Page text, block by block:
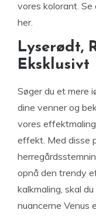
vores kolorant.
her.
Lyserødt,
Eksklusivt
Søger du et mere
dine venner og
vores
effekt. Med disse
opnå den trendy
kalkmaling, skal
nuancerne Venus